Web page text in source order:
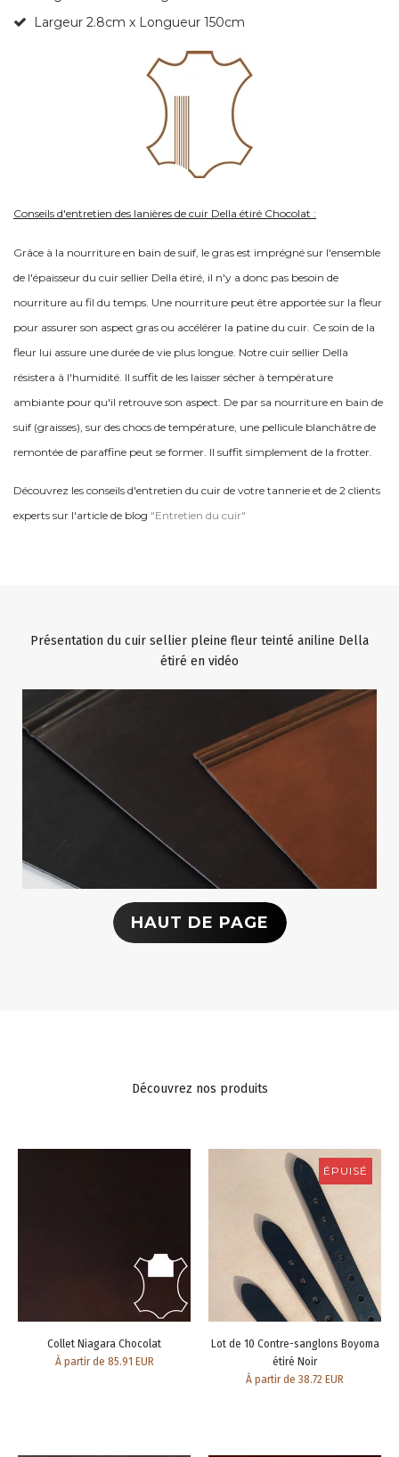
Largeur 2.8cm x Longueur 150cm
Conseils d'entretien des lanières de cuir Della étiré Chocolat :
Grâce à la nourriture en bain de suif, le gras est imprégné sur l'ensemble
de l'épaisseur du cuir sellier Della étiré, il n'y a donc pas besoin de
nourriture au fil du temps. Une nourriture peut être apportée sur la fleur
pour assurer son aspect gras ou accélérer la patine du cuir. Ce soin de la
fleur lui assure une durée de vie plus longue. Notre cuir sellier Della
résistera à l'humidité. Il suffit de les laisser sécher à température
ambiante pour qu'il retrouve son aspect. De par sa nourriture en bain de
suif (graisses), sur des chocs de température, une pellicule blanchâtre de
remontée de paraffine peut se former. Il suffit simplement de la frotter.
Découvrez les conseils d'entretien du cuir de votre tannerie et de 2 clients
experts sur l'article de blog "Entretien du cuir"
Présentation du cuir sellier pleine fleur teinté aniline Della
étiré en vidéo
HAUT DE PAGE
Découvrez nos produits
Collet Niagara Chocolat
À partir de 85.91 EUR
ÉPUISÉ
Lot de 10 Contre-sanglons Boyoma
étiré Noir
À partir de 38.72 EUR